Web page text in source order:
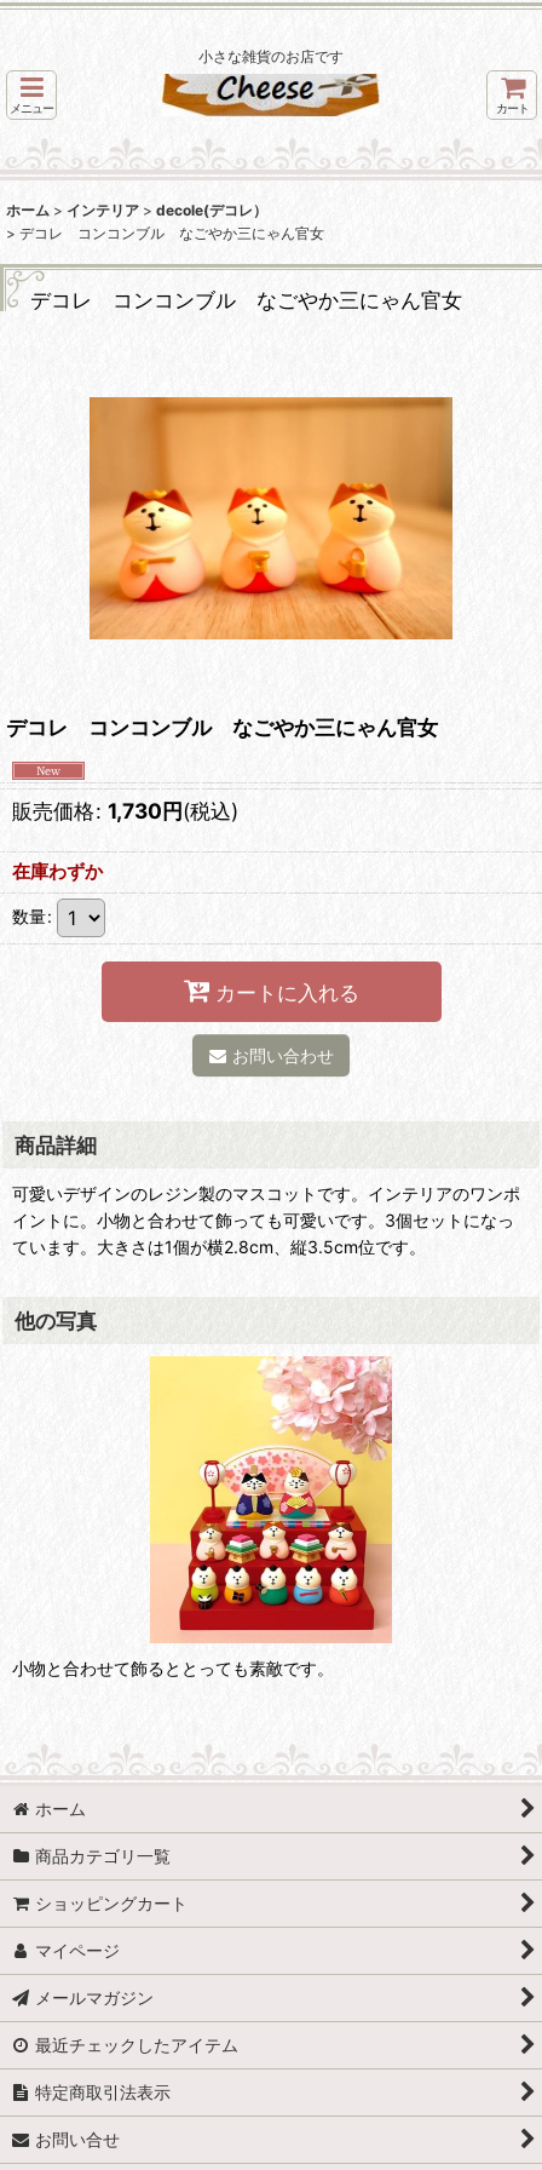
小さな雑貨のお店です
メニュー カート
ホーム > インテリア > decole(デコレ）
> デコレ コンコンブル なごやか三にゃん官女
デコレ コンコンブル なごやか三にゃん官女
デコレ コンコンブル なごやか三にゃん官女
販売価格: 1,730円(税込)
在庫わずか
数量:
カートに入れる
お問い合わせ
商品詳細
可愛いデザインのレジン製のマスコットです。インテリアのワンポ
イントに。小物と合わせて飾っても可愛いです。3個セットになっ
ています。大きさは1個が横2.8cm、縦3.5cm位です。
他の写真
小物と合わせて飾るととっても素敵です。
ホーム
商品カテゴリ一覧
ショッピングカート
マイページ
メールマガジン
最近チェックしたアイテム
特定商取引法表示
お問い合せ